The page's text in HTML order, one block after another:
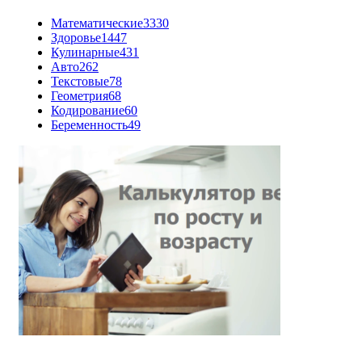
Математические3330
Здоровье1447
Кулинарные431
Авто262
Текстовые78
Геометрия68
Кодирование60
Беременность49